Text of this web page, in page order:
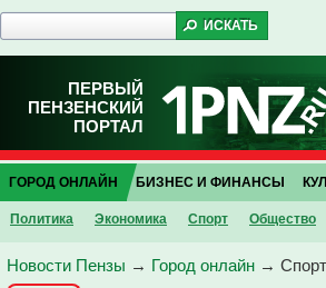
ПЕРВЫЙ
ПЕНЗЕНСКИЙ
ПОРТАЛ
ГОРОД ОНЛАЙН
Политика Экономика Спорт Общество
БИЗНЕС И ФИНАНСЫ
Новости Пензы → Город онлайн → Спорт